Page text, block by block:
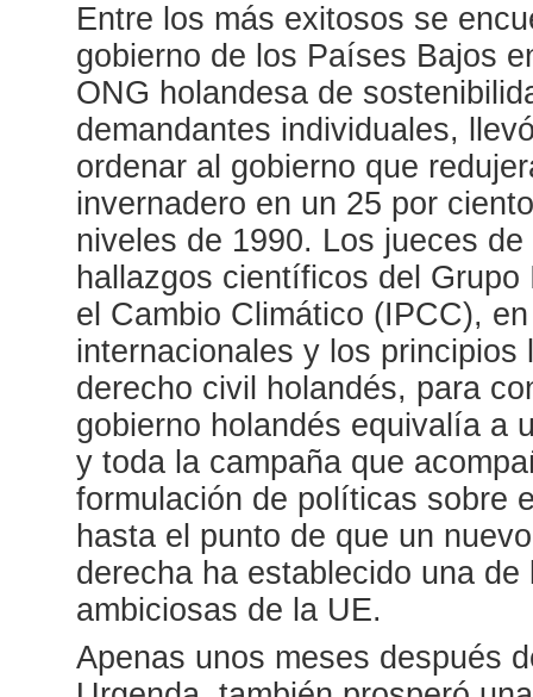
Entre los más exitosos se
gobierno de los Países Bajos
ONG holandesa de
demandantes individuales,
ordenar al gobierno que
invernadero en un 25 por
niveles de 1990. Los jueces
hallazgos científicos del
el Cambio Climático (IPCC),
internacionales y los
derecho civil holandés, para
gobierno holandés equivalía a
y toda la campaña que
formulación de políticas sobre
hasta el punto de que un
derecha ha establecido una
ambiciosas de la UE.
Apenas unos meses después